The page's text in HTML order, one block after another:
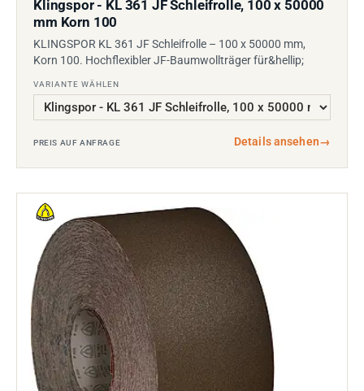
Klingspor - KL 361 JF Schleifrolle, 100 x 50000
mm Korn 100
KLINGSPOR KL 361 JF Schleifrolle – 100 x 50000 mm,
Korn 100. Hochflexibler JF-Baumwollträger für&hellip;
VARIANTE WÄHLEN
PREIS AUF ANFRAGE Details ansehen→